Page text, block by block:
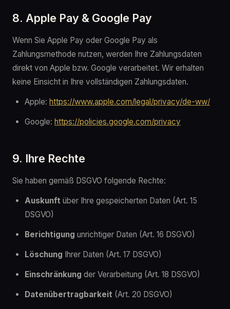
8. Apple Pay & Google Pay
Wenn Sie Apple Pay oder Google Pay als
Zahlungsmethode nutzen, werden Ihre Zahlungsdaten
direkt von Apple bzw. Google verarbeitet. Wir erhalten
keine Einsicht in Ihre vollständigen Zahlungsdaten.
Apple: https://www.apple.com/legal/privacy/de-ww/
Google: https://policies.google.com/privacy
9. Ihre Rechte
Sie haben gemäß DSGVO folgende Rechte:
Auskunft über Ihre gespeicherten Daten (Art. 15
DSGVO)
Berichtigung unrichtiger Daten (Art. 16 DSGVO)
Löschung Ihrer Daten (Art. 17 DSGVO)
Einschränkung der Verarbeitung (Art. 18 DSGVO)
Datenübertragbarkeit (Art. 20 DSGVO)